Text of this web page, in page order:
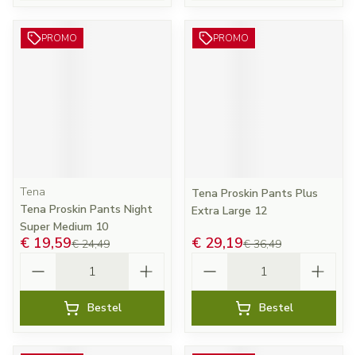
PROMO
Tena
Tena Proskin Pants Night
Super Medium 10
€ 24,49
€ 19,59
Bestel
PROMO
Tena Proskin Pants Plus
Extra Large 12
€ 36,49
€ 29,19
Bestel